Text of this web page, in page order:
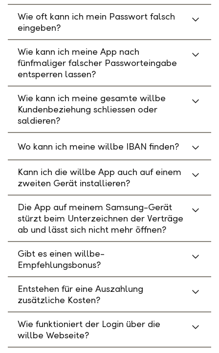
Wie oft kann ich mein Passwort falsch
eingeben?
Wie kann ich meine App nach
fünfmaliger falscher Passworteingabe
entsperren lassen?
Wie kann ich meine gesamte willbe
Kundenbeziehung schliessen oder
saldieren?
Wo kann ich meine willbe IBAN finden?
Kann ich die willbe App auch auf einem
zweiten Gerät installieren?
Die App auf meinem Samsung-Gerät
stürzt beim Unterzeichnen der Verträge
ab und lässt sich nicht mehr öffnen?
Gibt es einen willbe-
Empfehlungsbonus?
Entstehen für eine Auszahlung
zusätzliche Kosten?
Wie funktioniert der Login über die
willbe Webseite?